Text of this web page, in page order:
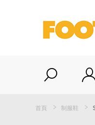
首頁 制服鞋